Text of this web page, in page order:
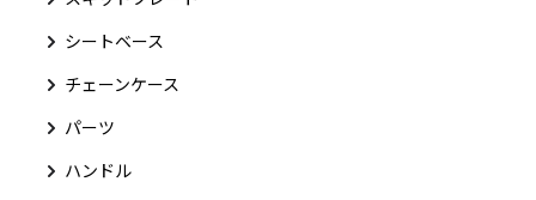
シートベース
チェーンケース
パーツ
ハンドル